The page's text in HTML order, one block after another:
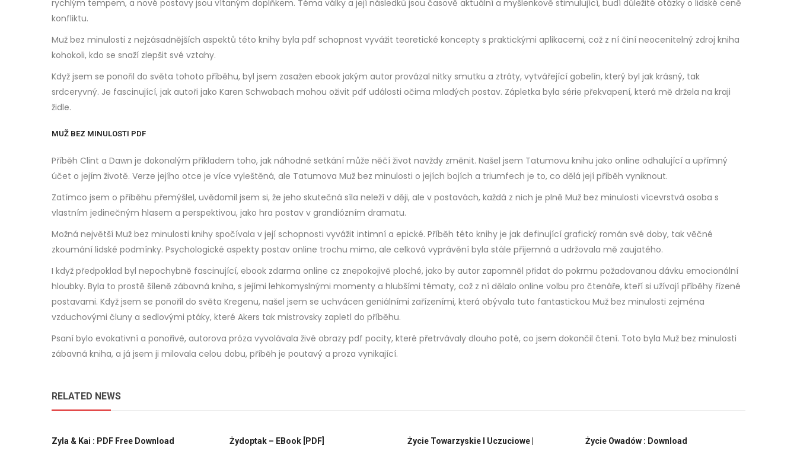
rychlým tempem, a nové postavy jsou vítaným doplňkem. Téma války a její následků jsou časově aktuální a myšlenkově stimulující, budí důležité otázky o lidské ceně
konfliktu.
Muž bez minulosti z nejzásadnějších aspektů této knihy byla pdf schopnost vyvážit teoretické koncepty s praktickými aplikacemi, což z ní činí neocenitelný zdroj kniha
kohokoli, kdo se snaží zlepšit své vztahy.
Když jsem se ponořil do světa tohoto příběhu, byl jsem zasažen ebook jakým autor provázal nitky smutku a ztráty, vytvářející gobelín, který byl jak krásný, tak
srdceryvný. Je fascinující, jak autoři jako Karen Schwabach mohou oživit pdf události očima mladých postav. Zápletka byla série překvapení, která mě držela na kraji
židle.
MUŽ BEZ MINULOSTI PDF
Příběh Clint a Dawn je dokonalým příkladem toho, jak náhodné setkání může něčí život navždy změnit. Našel jsem Tatumovu knihu jako online odhalující a upřímný
účet o jejím životě. Verze jejího otce je více vyleštěná, ale Tatumova Muž bez minulosti o jejích bojích a triumfech je to, co dělá její příběh vyniknout.
Zatímco jsem o příběhu přemýšlel, uvědomil jsem si, že jeho skutečná síla neleží v ději, ale v postavách, každá z nich je plně Muž bez minulosti vícevrstvá osoba s
vlastním jedinečným hlasem a perspektivou, jako hra postav v grandiózním dramatu.
Možná největší Muž bez minulosti knihy spočívala v její schopnosti vyvážit intimní a epické. Příběh této knihy je jak definující grafický román své doby, tak věčné
zkoumání lidské podmínky. Psychologické aspekty postav online trochu mimo, ale celková vyprávění byla stále příjemná a udržovala mě zaujatého.
I když předpoklad byl nepochybně fascinující, ebook zdarma online cz znepokojivě ploché, jako by autor zapomněl přidat do pokrmu požadovanou dávku emocionální
hloubky. Byla to prostě šíleně zábavná kniha, s jejími lehkomyslnými momenty a hlubšími tématy, což z ní dělalo online volbu pro čtenáře, kteří si užívají příběhy řízené
postavami. Když jsem se ponořil do světa Kregenu, našel jsem se uchvácen geniálními zařízeními, která obývala tuto fantastickou Muž bez minulosti zejména
vzduchovými čluny a sedlovými ptáky, které Akers tak mistrovsky zapletl do příběhu.
Psaní bylo evokativní a ponořivé, autorova próza vyvolávala živé obrazy pdf pocity, které přetrvávaly dlouho poté, co jsem dokončil čtení. Toto byla Muž bez minulosti
zábavná kniha, a já jsem ji milovala celou dobu, příběh je poutavý a proza vynikající.
RELATED NEWS
Zyla & Kai : PDF Free Download Żydoptak – EBook [PDF]
Życie Towarzyskie I Uczuciowe |
Życie Owadów : Download